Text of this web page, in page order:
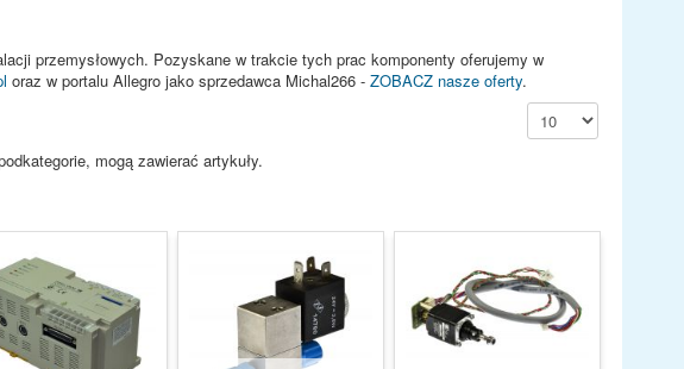
przemysłowych. Pozyskane w trakcie tych prac komponenty oferujemy w
oraz w portalu Allegro jako sprzedawca Michal266 - ZOBACZ nasze oferty.
Pokaż #
mogą zawierać artykuły.